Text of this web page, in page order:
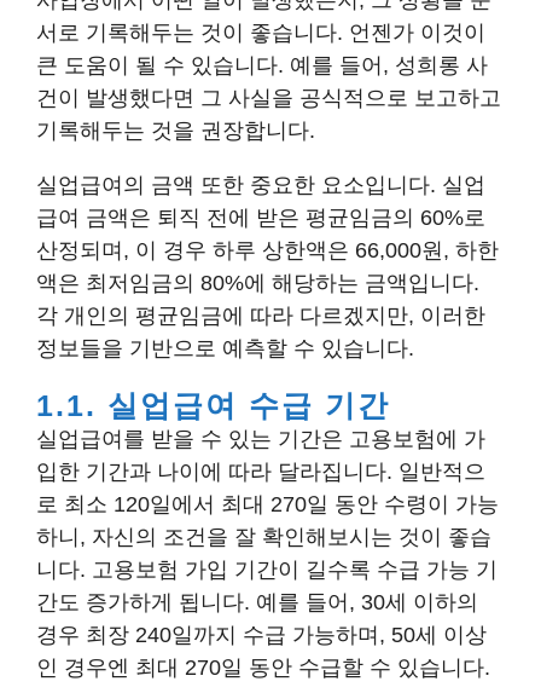
서로 기록해두는 것이 좋습니다. 언젠가 이것이
큰 도움이 될 수 있습니다. 예를 들어, 성희롱 사
건이 발생했다면 그 사실을 공식적으로 보고하고
기록해두는 것을 권장합니다.
실업급여의 금액 또한 중요한 요소입니다. 실업
급여 금액은 퇴직 전에 받은 평균임금의 60%로
산정되며, 이 경우 하루 상한액은 66,000원, 하한
액은 최저임금의 80%에 해당하는 금액입니다.
각 개인의 평균임금에 따라 다르겠지만, 이러한
정보들을 기반으로 예측할 수 있습니다.
1.1. 실업급여 수급 기간
실업급여를 받을 수 있는 기간은 고용보험에 가
입한 기간과 나이에 따라 달라집니다. 일반적으
로 최소 120일에서 최대 270일 동안 수령이 가능
하니, 자신의 조건을 잘 확인해보시는 것이 좋습
니다. 고용보험 가입 기간이 길수록 수급 가능 기
간도 증가하게 됩니다. 예를 들어, 30세 이하의
경우 최장 240일까지 수급 가능하며, 50세 이상
인 경우엔 최대 270일 동안 수급할 수 있습니다.